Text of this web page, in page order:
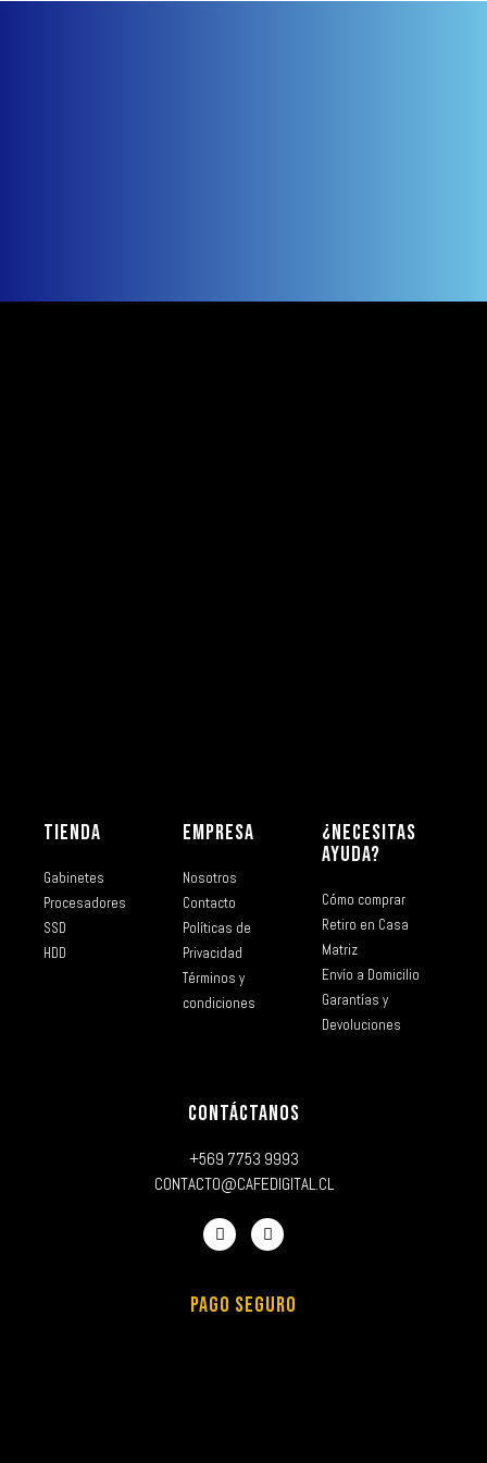
TIENDA
Gabinetes
Procesadores
SSD
HDD
EMPRESA
Nosotros
Contacto
Políticas de
Privacidad
Términos y
condiciones
¿NECESITAS
AYUDA?
Cómo comprar
Retiro en Casa
Matriz
Envío a Domicilio
Garantías y
Devoluciones
CONTÁCTANOS
+569 7753 9993
CONTACTO@CAFEDIGITAL.CL
PAGO SEGURO